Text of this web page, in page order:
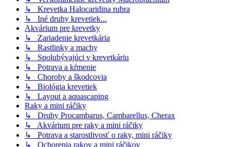
↳ Krevetka Halocaridina rubra
↳ Iné druhy krevetiek...
Akvárium pre krevetky
↳ Zariadenie krevetkária
↳ Rastlinky a machy
↳ Spolubývajúci v krevetkáriu
↳ Potrava a kŕmenie
↳ Choroby a škodcovia
↳ Biológia krevetiek
↳ Layout a aquascaping
Raky a mini ráčiky
↳ Druhy Procambarus, Cambarellus, Cherax
↳ Akvárium pre raky a mini ráčiky
↳ Potrava a starostlivosť o raky, mini ráčiky
↳ Ochorenia rakov a mini ráčikov